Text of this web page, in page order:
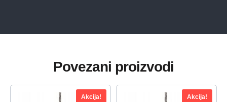
Povezani proizvodi
Akcija! Akcija!